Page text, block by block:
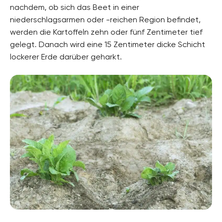
nachdem, ob sich das Beet in einer
niederschlagsarmen oder -reichen Region befindet,
werden die Kartoffeln zehn oder fünf Zentimeter tief
gelegt. Danach wird eine 15 Zentimeter dicke Schicht
lockerer Erde darüber geharkt.